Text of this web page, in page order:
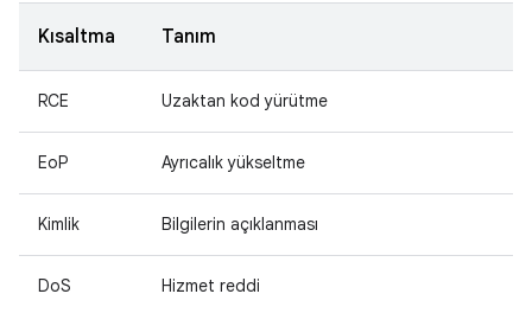
Kısaltma Tanım
RCE Uzaktan kod yürütme
EoP Ayrıcalık yükseltme
Kimlik Bilgilerin açıklanması
DoS Hizmet reddi